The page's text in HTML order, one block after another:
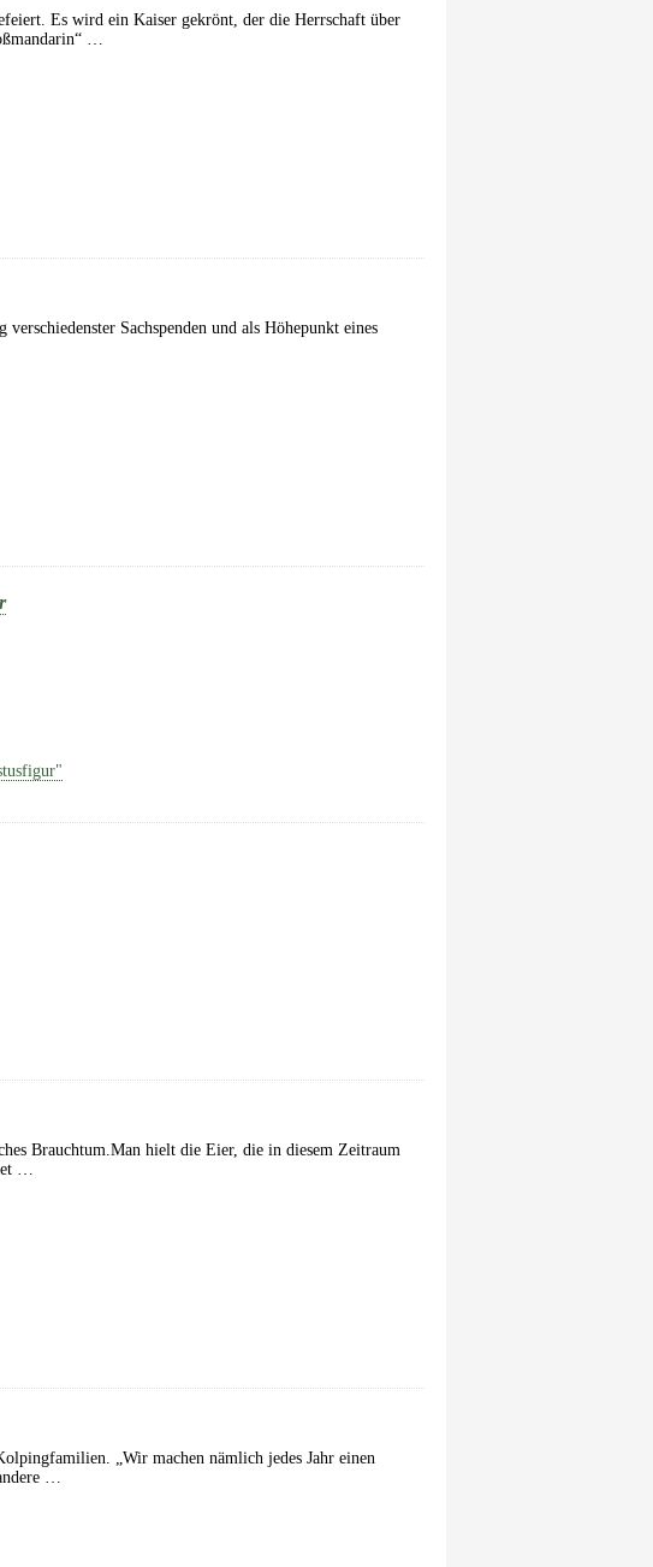
Es wird ein Kaiser gekrönt, der die Herrschaft über
…
Sachspenden und als Höhepunkt eines
Brauchtum.Man hielt die Eier, die in diesem Zeitraum
…
„Wir machen nämlich jedes Jahr einen
…